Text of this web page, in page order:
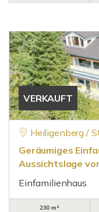
VERKAUFT
Heiligenberg /
Geräumiges
Aussichtslage
Einfamilienhaus
230 m²